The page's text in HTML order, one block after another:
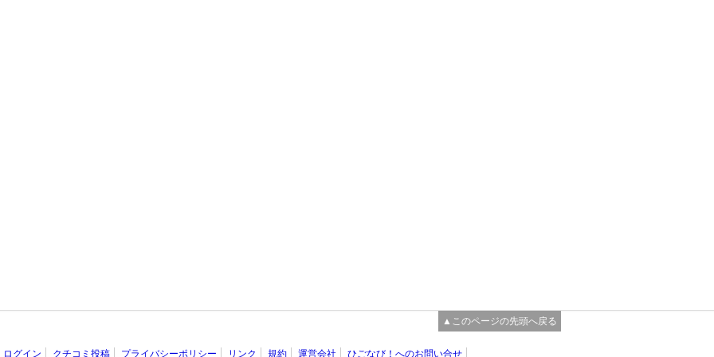
▲このページの先頭へ戻る
ログイン クチコミ投稿 プライバシーポリシー リンク 規約 運営会社 ひごなび！へのお問い合せ